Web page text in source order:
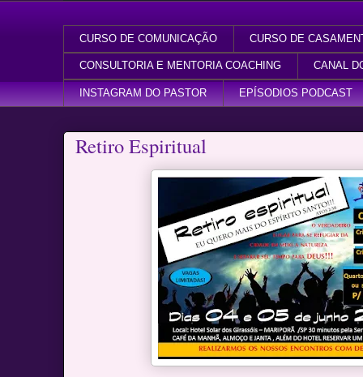
CURSO DE COMUNICAÇÃO CURSO DE
CONSULTORIA E MENTORIA COACHING CANAL
INSTAGRAM DO PASTOR EPÍSODIOS PODCAST
Retiro Espiritual